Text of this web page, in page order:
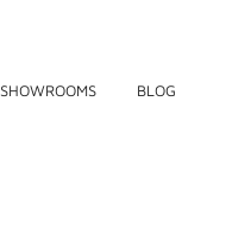
SHOWROOMS BLOG